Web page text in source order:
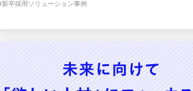
新卒採用ソリューション事例